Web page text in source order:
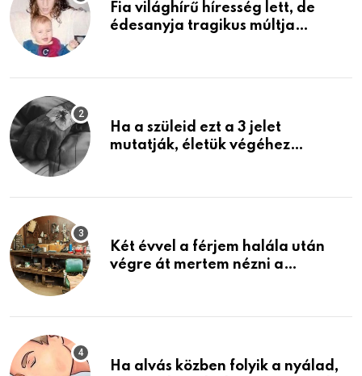
Fia világhírű híresség lett, de
édesanyja tragikus múltja
Ha a szüleid ezt a 3 jelet
mutatják, életük végéhez
Két évvel a férjem halála után
végre át mertem nézni a
életemet
Ha alvás közben folyik a nyálad,